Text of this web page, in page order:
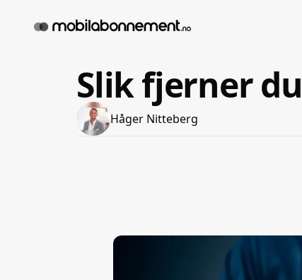
Slik fjerner
Håger Nitteberg